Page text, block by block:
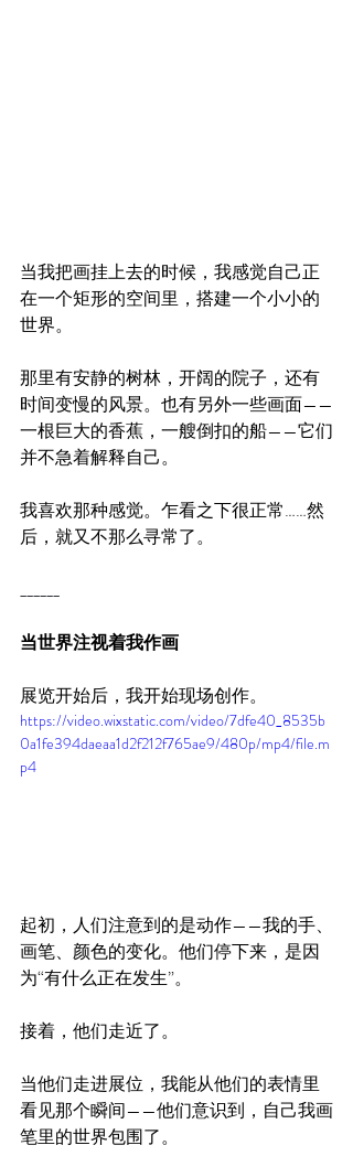
当我把画挂上去的时候，我感觉自己正
在一个矩形的空间里，搭建一个小小的
世界。
那里有安静的树林，开阔的院子，还有
时间变慢的风景。也有另外一些画面——
一根巨大的香蕉，一艘倒扣的船——它们
并不急着解释自己。
我喜欢那种感觉。乍看之下很正常……然
后，就又不那么寻常了。
______
当世界注视着我作画
展览开始后，我开始现场创作。
https://video.wixstatic.com/video/7dfe40_8535b
0a1fe394daeaa1d2f212f765ae9/480p/mp4/file.m
p4
起初，人们注意到的是动作——我的手、
画笔、颜色的变化。他们停下来，是因
为“有什么正在发生”。
接着，他们走近了。
当他们走进展位，我能从他们的表情里
看见那个瞬间——他们意识到，自己我画
笔里的世界包围了。